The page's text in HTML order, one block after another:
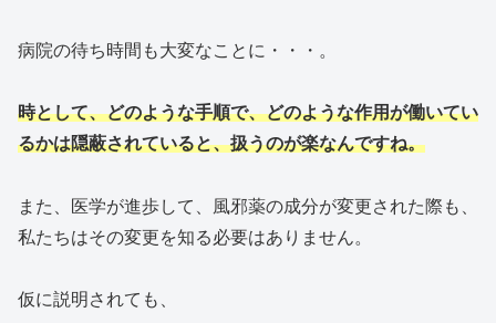
病院の待ち時間も大変なことに・・・。
時として、どのような手順で、どのような作用が働いてい
るかは隠蔽されていると、扱うのが楽なんですね。
また、医学が進歩して、風邪薬の成分が変更された際も、
私たちはその変更を知る必要はありません。
仮に説明されても、